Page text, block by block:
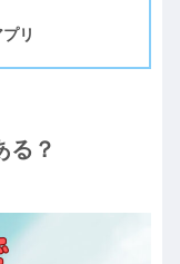
リ
る？